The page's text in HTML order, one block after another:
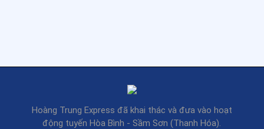
Hoàng Trung Express đã khai thác và đưa vào hoạt
động tuyến Hòa Bình - Sầm Sơn (Thanh Hóa).